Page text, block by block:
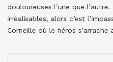
douloureuses l’une que
irréalisables, alors c’est
Corneille où le héros s’arrache